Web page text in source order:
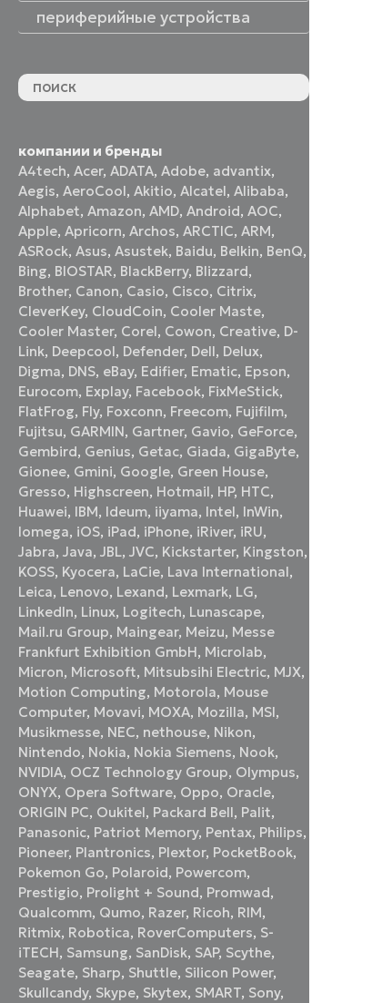
периферийные устройства
компании и бренды
A4tech,Acer,ADATA,Adobe, advantix,
Aegis,AeroCool,Akitio,Alcatel,Alibaba,
Alphabet,Amazon,AMD,Android,AOC,
Apple,Apricorn,Archos,ARCTIC,ARM,
ASRock,Asus,Asustek, Baidu, Belkin, BenQ,
Bing, BIOSTAR, BlackBerry, Blizzard,
Brother, Canon, Casio, Cisco, Citrix,
CleverKey, CloudCoin, Cooler Maste,
Cooler Master, Corel, Cowon, Creative, D-
Link, Deepcool, Defender, Dell, Delux,
Digma, DNS, eBay, Edifier, Ematic, Epson,
Eurocom, Explay, Facebook, FixMeStick,
FlatFrog, Fly, Foxconn, Freecom, Fujifilm,
Fujitsu, GARMIN, Gartner, Gavio, GeForce,
Gembird, Genius, Getac, Giada, GigaByte,
Gionee, Gmini, Google, Green House,
Gresso, Highscreen, Hotmail, HP, HTC,
Huawei, IBM, Ideum, iiyama, Intel, InWin,
Iomega, iOS, iPad, iPhone, iRiver, iRU,
Jabra,Java,JBL,JVC, Kickstarter, Kingston,
KOSS, Kyocera, LaCie, Lava International,
Leica, Lenovo, Lexand, Lexmark, LG,
LinkedIn, Linux, Logitech, Lunascape,
Mail.ru Group, Maingear, Meizu, Messe
Frankfurt Exhibition GmbH, Microlab,
Micron, Microsoft, Mitsubsihi Electric, MJX,
Motion Computing, Motorola, Mouse
Computer, Movavi, MOXA, Mozilla, MSI,
Musikmesse, NEC, nethouse, Nikon,
Nintendo, Nokia, Nokia Siemens, Nook,
NVIDIA, OCZ Technology Group, Olympus,
ONYX, Opera Software, Oppo, Oracle,
ORIGIN PC, Oukitel, Packard Bell, Palit,
Panasonic, Patriot Memory, Pentax, Philips,
Pioneer, Plantronics, Plextor, PocketBook,
Pokemon Go, Polaroid, Powercom,
Prestigio, Prolight + Sound, Promwad,
Qualcomm, Qumo, Razer, Ricoh, RIM,
Ritmix, Robotica, RoverComputers, S-
iTECH, Samsung, SanDisk, SAP, Scythe,
Seagate, Sharp, Shuttle, Silicon Power,
Skullcandy, Skype, Skytex, SMART, Sony,